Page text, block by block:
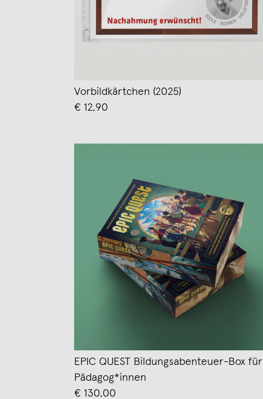
Vorbildkärtchen (2025)
€ 12,90
EPIC QUEST Bildungsabenteuer-Box für
Pädagog*innen
€ 130,00